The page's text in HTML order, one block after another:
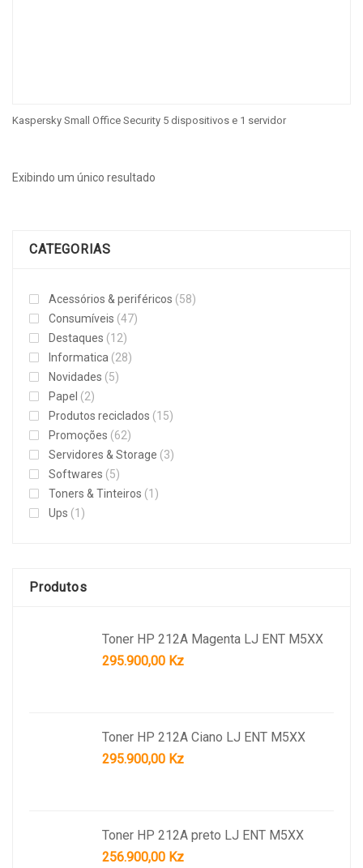
Kaspersky Small Office Security 5 dispositivos e 1 servidor
Exibindo um único resultado
CATEGORIAS
Acessórios & periféricos (58)
Consumíveis (47)
Destaques (12)
Informatica (28)
Novidades (5)
Papel (2)
Produtos reciclados (15)
Promoções (62)
Servidores & Storage (3)
Softwares (5)
Toners & Tinteiros (1)
Ups (1)
Produtos
Toner HP 212A Magenta LJ ENT M5XX
295.900,00 Kz
Toner HP 212A Ciano LJ ENT M5XX
295.900,00 Kz
Toner HP 212A preto LJ ENT M5XX
256.900,00 Kz